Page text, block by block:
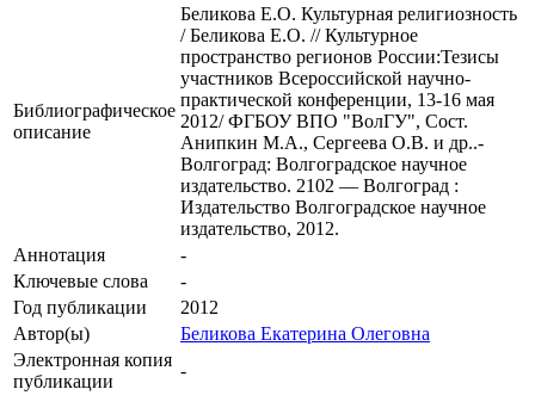
Библиографическое
описание
Беликова Е.О. Культурная религиозность
/ Беликова Е.О. // Культурное
пространство регионов России:Тезисы
участников Всероссийской научно-
практической конференции, 13-16 мая
2012/ ФГБОУ ВПО "ВолГУ", Сост.
Анипкин М.А., Сергеева О.В. и др..-
Волгоград: Волгоградское научное
издательство. 2102 — Волгоград :
Издательство Волгоградское научное
издательство, 2012.
Аннотация
-
Ключевые cлова
-
Год публикации
2012
Автор(ы)
Беликова Екатерина Олеговна
Электронная копия
публикации
-